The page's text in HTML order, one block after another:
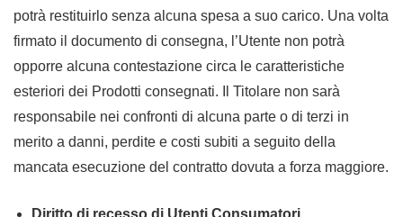
potrà restituirlo senza alcuna spesa a suo carico. Una volta
firmato il documento di consegna, l’Utente non potrà
opporre alcuna contestazione circa le caratteristiche
esteriori dei Prodotti consegnati. Il Titolare non sarà
responsabile nei confronti di alcuna parte o di terzi in
merito a danni, perdite e costi subiti a seguito della
mancata esecuzione del contratto dovuta a forza maggiore.